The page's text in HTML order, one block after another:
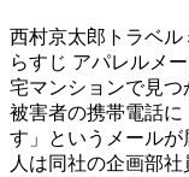
西村京太郎トラベル
らすじ アパレルメ
宅マンションで見
被害者の携帯電話に
す」というメール
人は同社の企画部社